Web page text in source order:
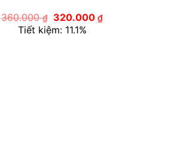
360.000₫
Giá
gốc
là:
320.000₫Giá
Tiết kiệm: 11.1%